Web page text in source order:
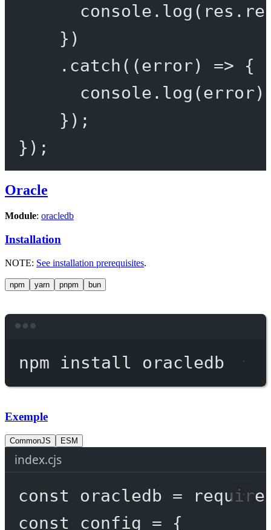
console. log
})
. catch ((error) => {
console. log
});
});
Oracle
Module: oracledb
Installation
NOTE: See installation prerequisites.
npm yarn pnpm bun
npm install oracledb
Exemple
CommonJS ESM
index.cjs
const oracledb = require
const
config = {